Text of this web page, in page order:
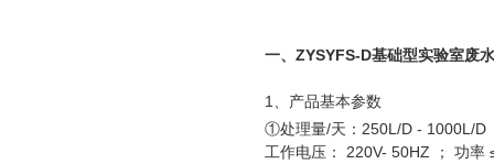
一、ZYSYFS-D基础型实验室废
1、产品基本参数
①处理量/天：250L/D - 1000L/D
工作电压： 220V- 50HZ ； 功